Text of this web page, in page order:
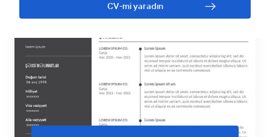
CV-mi yaradın